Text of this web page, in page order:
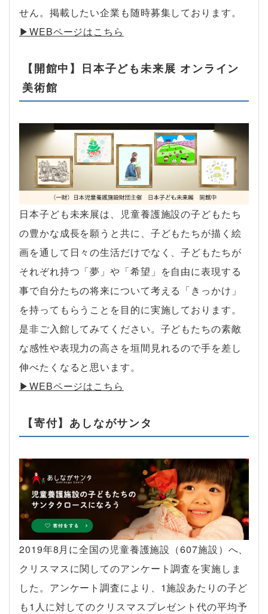
せん。掲載したい企業も随時募集しております。
▶︎WEBページはこちら
【開館中】日本子ども未来展 オンライン
美術館
日本子ども未来展は、児童養護施設の子どもたち
の豊かな成長を願うと共に、子どもたちが描く絵
画を通して日々の生活だけでなく、子どもたちが
それぞれ持つ「夢」や「希望」を自由に表現する
事で自分たちの将来について考える「きっかけ」
を持ってもらうことを目的に実施しております。
是非ご入館してみてください。子どもたちの素敵
な感性や表現力の高さを垣間見れるので手を差し
伸べたくなると思います。
▶︎WEBページはこちら
【寄付】あしながサンタ
2019年8月に全国の児童養護施設（607施設）へ、
クリスマスに関してのアンケート調査を実施しま
した。アンケート調査により、1施設あたりの子ど
も1人に対してのクリスマスプレゼント代の平均予